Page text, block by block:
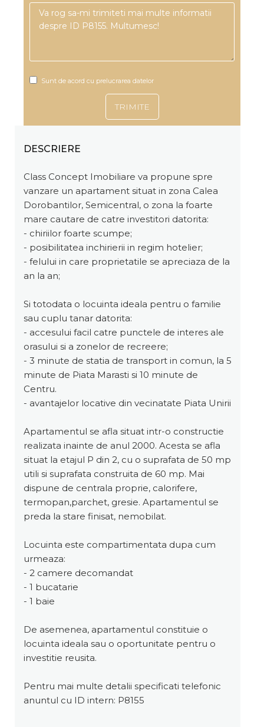
Sunt de acord cu prelucrarea datelor
DESCRIERE
Class Concept Imobiliare va propune spre
vanzare un apartament situat in zona Calea
Dorobantilor, Semicentral, o zona la foarte
mare cautare de catre investitori datorita:
- chiriilor foarte scumpe;
- posibilitatea inchirierii in regim hotelier;
- felului in care proprietatile se apreciaza de la
an la an;
Si totodata o locuinta ideala pentru o familie
sau cuplu tanar datorita:
- accesului facil catre punctele de interes ale
orasului si a zonelor de recreere;
- 3 minute de statia de transport in comun, la 5
minute de Piata Marasti si 10 minute de
Centru.
- avantajelor locative din vecinatate Piata Unirii
Apartamentul se afla situat intr-o constructie
realizata inainte de anul 2000. Acesta se afla
situat la etajul P din 2, cu o suprafata de 50 mp
utili si suprafata construita de 60 mp. Mai
dispune de centrala proprie, calorifere,
termopan,parchet, gresie. Apartamentul se
preda la stare finisat, nemobilat.
Locuinta este compartimentata dupa cum
urmeaza:
- 2 camere decomandat
- 1 bucatarie
- 1 baie
De asemenea, apartamentul constituie o
locuinta ideala sau o oportunitate pentru o
investitie reusita.
Pentru mai multe detalii specificati telefonic
anuntul cu ID intern: P8155